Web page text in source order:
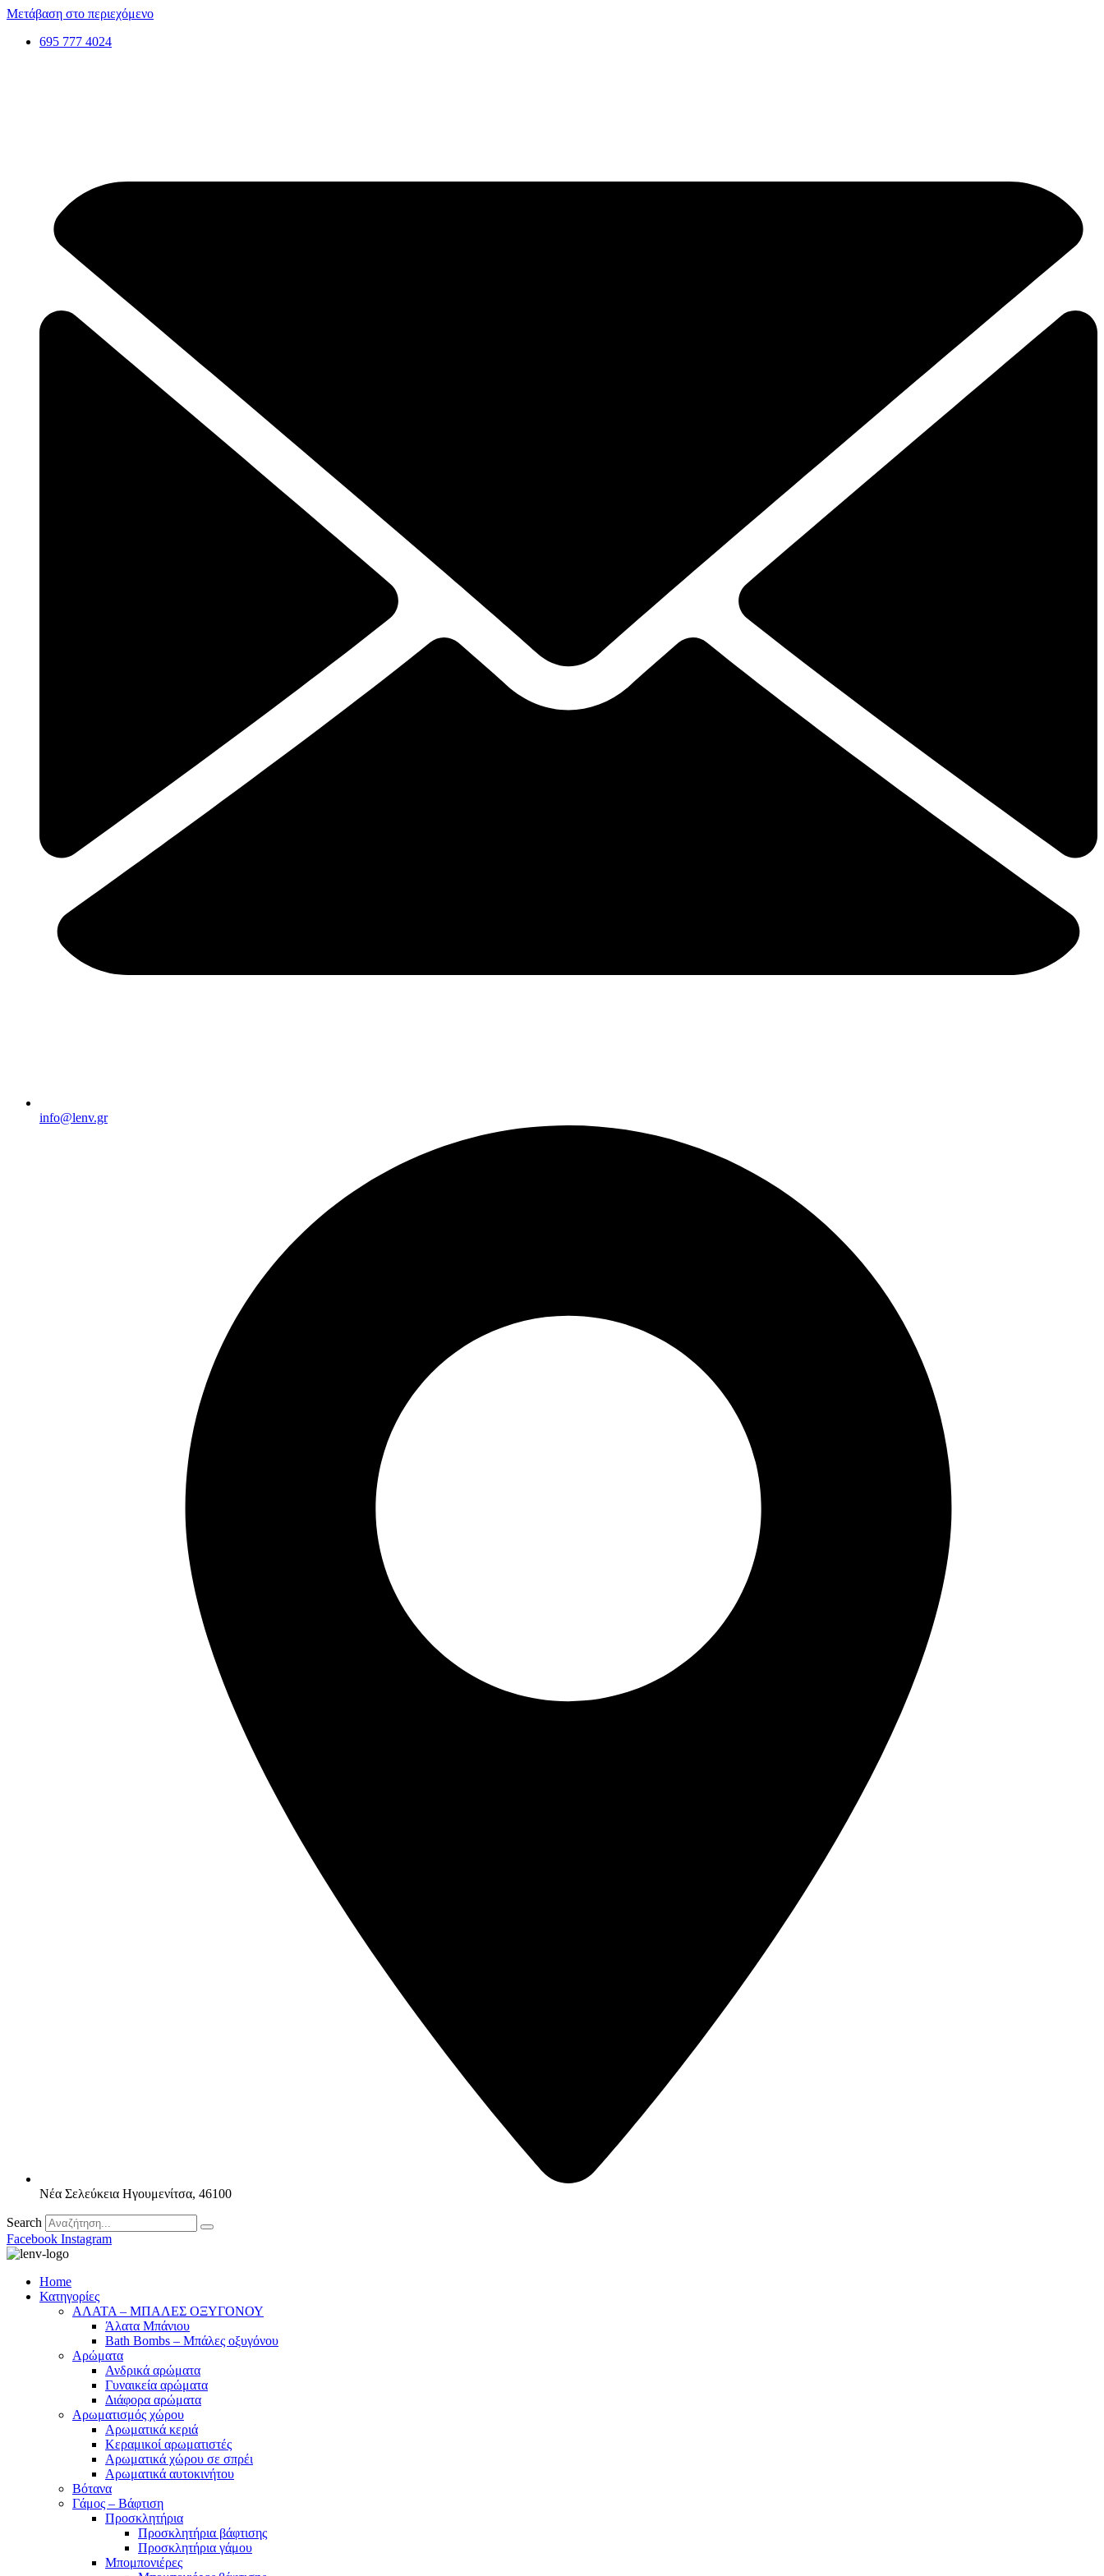
Μετάβαση στο περιεχόμενο
695 777 4024
info@lenv.gr
Νέα Σελεύκεια Ηγουμενίτσα, 46100
Search
Facebook Instagram
Home
Κατηγορίες
ΑΛΑΤΑ – ΜΠΑΛΕΣ ΟΞΥΓΟΝΟΥ
Άλατα Μπάνιου
Bath Bombs – Μπάλες οξυγόνου
Αρώματα
Ανδρικά αρώματα
Γυναικεία αρώματα
Διάφορα αρώματα
Αρωματισμός χώρου
Αρωματικά κεριά
Kεραμικοί αρωματιστές
Αρωματικά χώρου σε σπρέι
Aρωματικά αυτοκινήτου
Βότανα
Γάμος – Βάφτιση
Προσκλητήρια
Προσκλητήρια βάφτισης
Προσκλητήρια γάμου
Μπομπονιέρες